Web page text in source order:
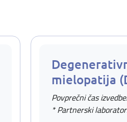
mielopatija
Povprečni čas
* Partnerski